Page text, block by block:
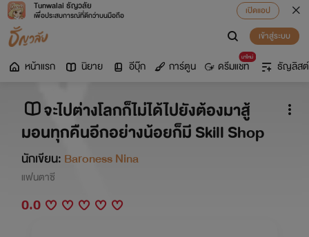
Tunwalai ธัญวลัย
เพื่อประสบการณ์ที่ดีกว่าบนมือถือ
เปิดแอป
เข้าสู่ระบบ
หน้าแรก นิยาย อีบุ๊ก การ์ตูน
มาใหม่
ดรีมแชท ธัญลิสต์
จะไปต่างโลกก็ไม่ได้ไปยังต้องมาสู้
มอนทุกคืนอีกอย่างน้อยก็มี Skill Shop
นักเขียน: Baroness Nina
แฟนตาซี
0.0